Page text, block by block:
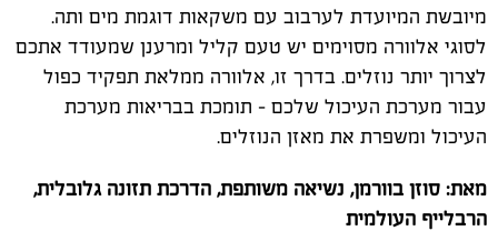
מיובשת המיועדת לערבוב עם משקאות דוגמת מים ותה.
לסוגי אלוורה מסוימים יש טעם קליל ומרענן שמעודד אתכם
לצרוך יותר נוזלים. בדרך זו, אלוורה ממלאת תפקיד כפול
עבור מערכת העיכול שלכם – תומכת בבריאות מערכת
העיכול ומשפרת את מאזן הנוזלים.
מאת: סוזן בוורמן, נשיאה משותפת, הדרכת תזונה גלובלית,
הרבלייף העולמית